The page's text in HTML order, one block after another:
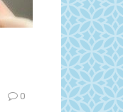
0